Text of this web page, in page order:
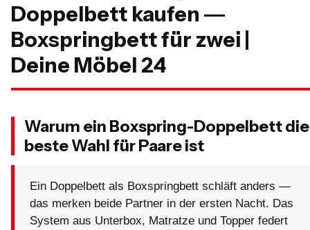
Doppelbett kaufen —
Boxspringbett für zwei |
Deine Möbel 24
Warum ein Boxspring-Doppelbett die
beste Wahl für Paare ist
Ein Doppelbett als Boxspringbett schläft anders —
das merken beide Partner in der ersten Nacht. Das
System aus Unterbox, Matratze und Topper federt